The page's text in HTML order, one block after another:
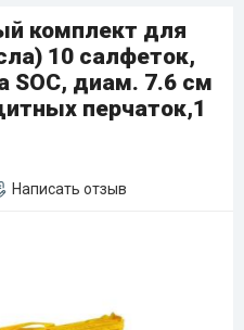
комплект для
10 салфеток,
SOC, диам. 7.6 см
перчаток,1
Написать отзыв